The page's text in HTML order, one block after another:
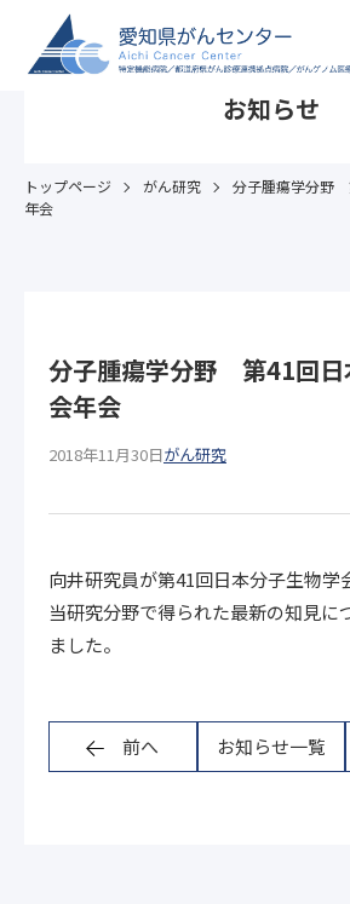
お知らせ
トップページ がん研究
分子腫瘍学分野
年会
分子腫瘍学分野 第41回日
会年会
2018年11月30日がん研究
向井研究員が第41回日本分子生物学
当研究分野で得られた最新の知見に
ました。
前へ お知らせ一覧